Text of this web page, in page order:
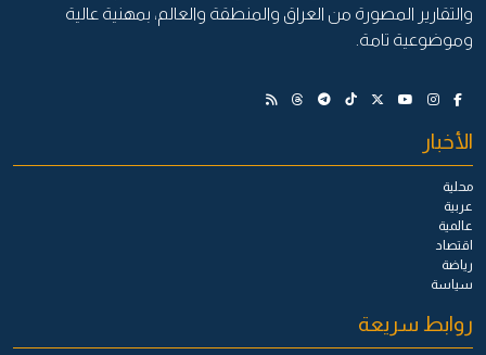
والتقارير المصورة من العراق والمنطقة والعالم، بمهنية عالية
وموضوعية تامة.
الأخبار
محلية
عربية
عالمية
اقتصاد
رياضة
سياسة
روابط سريعة